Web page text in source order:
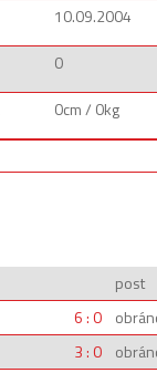
10.09.2004
0
0cm / 0kg
post
6 : 0
3 : 0